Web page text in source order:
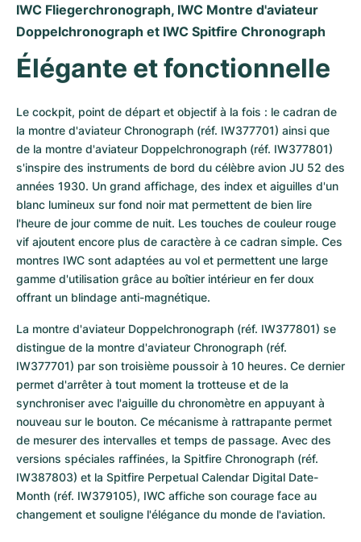
IWC Fliegerchronograph, IWC Montre d'aviateur
Doppelchronograph et IWC Spitfire Chronograph
Élégante et fonctionnelle
Le cockpit, point de départ et objectif à la fois : le cadran de
la montre d'aviateur Chronograph (réf. IW377701) ainsi que
de la montre d'aviateur Doppelchronograph (réf. IW377801)
s'inspire des instruments de bord du célèbre avion JU 52 des
années 1930. Un grand affichage, des index et aiguilles d'un
blanc lumineux sur fond noir mat permettent de bien lire
l'heure de jour comme de nuit. Les touches de couleur rouge
vif ajoutent encore plus de caractère à ce cadran simple. Ces
montres IWC sont adaptées au vol et permettent une large
gamme d'utilisation grâce au boîtier intérieur en fer doux
offrant un blindage anti-magnétique.
La montre d'aviateur Doppelchronograph (réf. IW377801) se
distingue de la montre d'aviateur Chronograph (réf.
IW377701) par son troisième poussoir à 10 heures. Ce dernier
permet d'arrêter à tout moment la trotteuse et de la
synchroniser avec l'aiguille du chronomètre en appuyant à
nouveau sur le bouton. Ce mécanisme à rattrapante permet
de mesurer des intervalles et temps de passage. Avec des
versions spéciales raffinées, la Spitfire Chronograph (réf.
IW387803) et la Spitfire Perpetual Calendar Digital Date-
Month (réf. IW379105), IWC affiche son courage face au
changement et souligne l'élégance du monde de l'aviation.